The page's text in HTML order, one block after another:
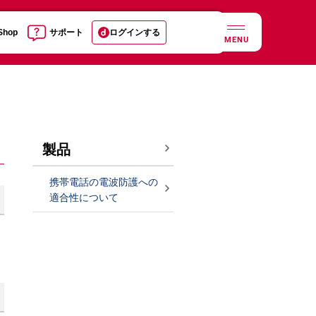
サポート ログインする
MENU
製品
携帯電話の電波防護への
適合性について